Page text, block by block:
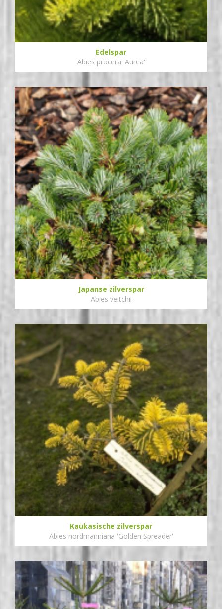
Edelspar
Abies procera 'Aurea'
Japanse zilverspar
Abies veitchii
Kaukasische zilverspar
Abies nordmanniana 'Golden Spreader'